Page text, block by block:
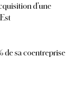
d’une
de sa coentreprise